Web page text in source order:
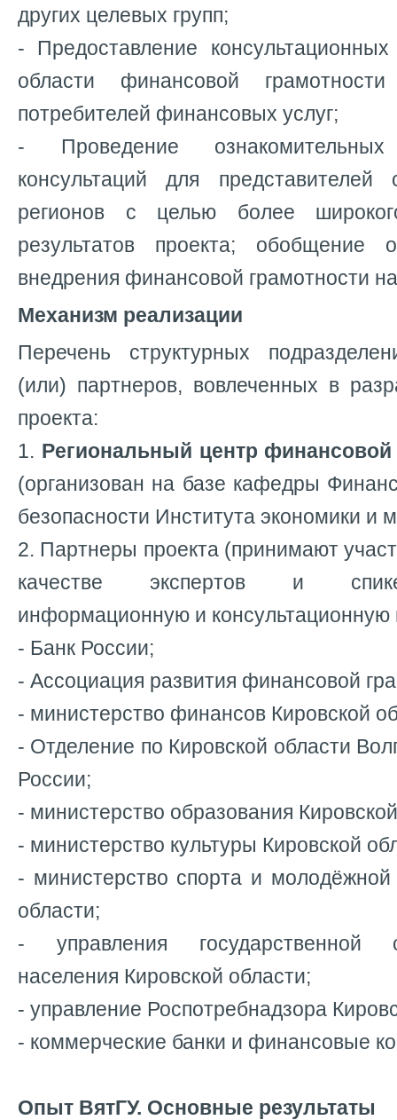
других целевых групп;
- Предоставление
области финансовой
потребителей финансовых услуг;
- Проведение
консультаций для
регионов с целью более
результатов проекта; обобщение
внедрения финансовой грамотности
Механизм реализации
Перечень структурных
(или) партнеров, вовлеченных в
проекта:
1. Региональный центр финансовой
(организован на базе кафедры
безопасности Института экономики и
2. Партнеры проекта (принимают
качестве экспертов и
информационную и консультационную
- Банк России;
- Ассоциация развития финансовой
- министерство финансов Кировской
- Отделение по Кировской области
России;
- министерство образования
- министерство культуры Кировской
- министерство спорта и молодёжной
области;
- управления государственной
населения Кировской области;
- управление Роспотребнадзора
- коммерческие банки и финансовые
Опыт ВятГУ. Основные результаты